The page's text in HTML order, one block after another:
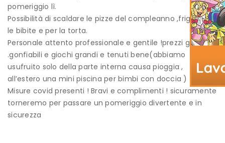
pomeriggio lì.
Possibilità di scaldare le pizze del compleanno ,frigo per
le bibite e per la torta.
Personale attento professionale e gentile !prezzi giusti
.gonfiabili e giochi grandi e tenuti bene(abbiamo
usufruito solo della parte interna causa pioggia ,
all’estero una mini piscina per bimbi con doccia )
Misure covid presenti ! Bravi e complimenti ! sicuramente
torneremo per passare un pomeriggio divertente e in
sicurezza